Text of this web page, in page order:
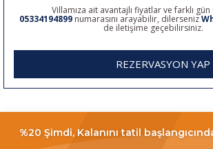
Villamıza ait avantajlı fiyatlar ve farklı
05334194899 numarasını arayabilir, dilerseniz
de iletişime geçebilirsiniz.
REZERVASYON YAP
%20 Şimdi, Kalanını tatil